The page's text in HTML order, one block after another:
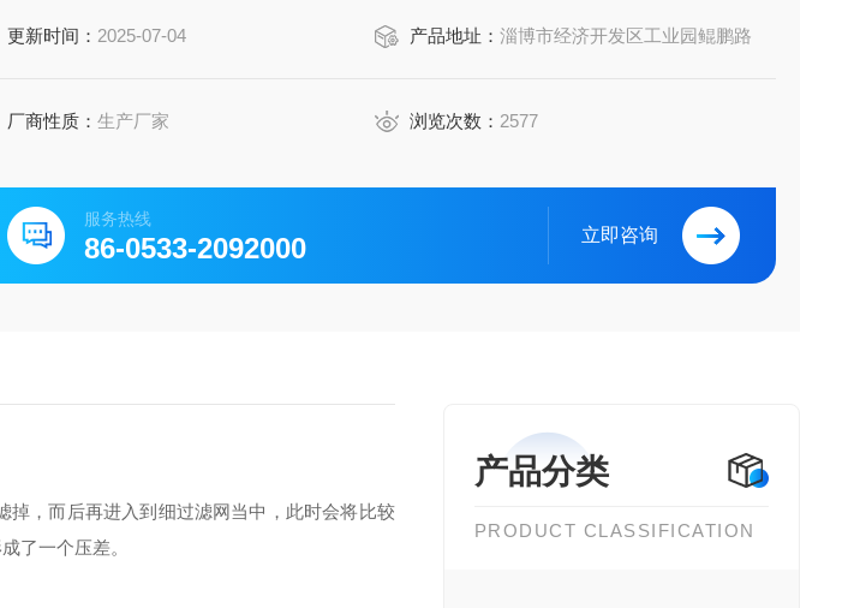
更新时间： 2025-07-04 产品地址： 淄博市经济开发区工业园鲲鹏路
厂商性质：生产厂家 浏览次数： 2577
服务热线
86-0533-2092000 立即咨询
产品分类
PRODUCT CLASSIFICATION
，而后再进入到细过滤网当中，此时会将比较
了一个压差。